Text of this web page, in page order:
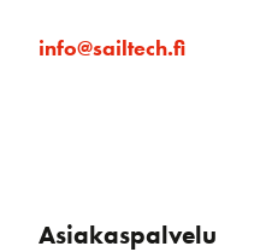
info@sailtech.fi
Asiakaspalvelu